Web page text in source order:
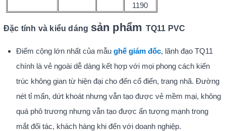
1190
Đặc tính và kiểu dáng sản phẩm TQ11 PVC
Điểm cộng lớn nhất của mẫu ghế giám đốc, lãnh đạo TQ11
chính là vẻ ngoài dễ dàng kết hợp với mọi phong cách kiến
trúc không gian từ hiện đại cho đến cổ điển, trang nhã. Đường
nét tỉ mẩn, dứt khoát nhưng vẫn tạo được vẻ mềm mại, không
quá phô trương nhưng vẫn tạo được ấn tượng mạnh trong
mắt đối tác, khách hàng khi đến với doanh nghiệp.